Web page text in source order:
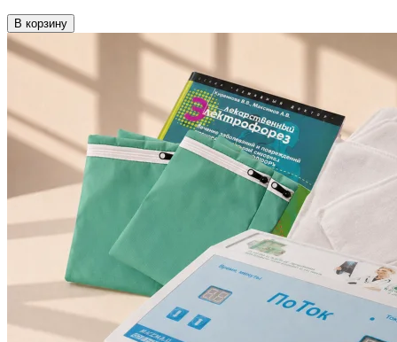
В корзину